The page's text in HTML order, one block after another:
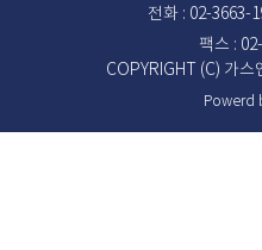
전화 : 02-3663-
팩스 :
COPYRIGHT (C) 가
Powerd